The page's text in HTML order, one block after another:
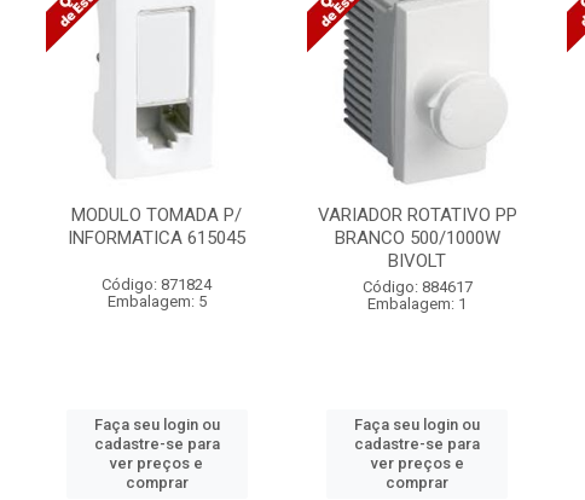
MODULO TOMADA P/
INFORMATICA 615045
Código: 871824
Embalagem: 5
Faça seu login ou
cadastre-se para
ver preços e
comprar
VARIADOR ROTATIVO PP
BRANCO 500/1000W
BIVOLT
Código: 884617
Embalagem: 1
Faça seu login ou
cadastre-se para
ver preços e
comprar